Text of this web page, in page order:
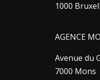
1000
AGENCE
Avenue du
7000 Mons